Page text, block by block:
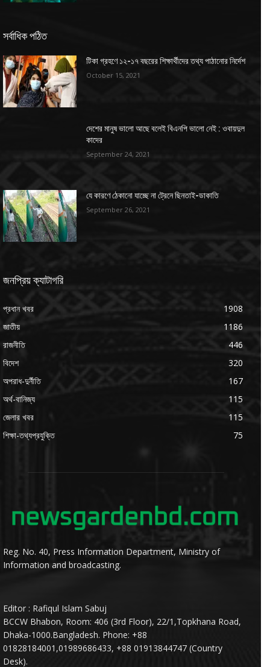
সর্বাধিক পঠিত
টিকা গ্রহণে ১২-১৭ বছরের শিক্ষার্থীদের তথ্য পাঠানোর নির্দেশ
October 15, 2021
দেশের মানুষ ভালো আছে বলেই বিএনপি ভালো নেই : ওবায়দুল
কাদের
September 24, 2021
যে কারণে ঠেকানো যাচ্ছে না ট্রেনে ছিনতাই-ডাকাতি
September 26, 2021
জনপ্রিয় ক্যাটাগরি
প্রধান খবর
1908
জাতীয়
1186
রাজনীতি
446
বিদেশ
320
অপরাধ-দুর্নীতি
167
অর্থ-বানিজ্য
115
জেলার খবর
115
শিক্ষা-তথ্যপ্রযুক্তি
75
Reg. No. 40, Press Information Department, Ministry of
Information and broadcasting.
Editor : Rafiqul Islam Sabuj
BCCW Bhabon, Room: 406 (3rd Floor), 22/1,Topkhana Road,
Dhaka-1000.Bangladesh. Phone: +88
01828184001,01989686433, +88 01913844747 (Country
Desk).